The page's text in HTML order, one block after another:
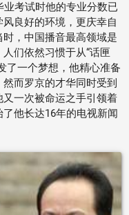
考试时他的专业分数已
良好的环境，更庆幸自
，中国播音最高领域是
们依然习惯于从“话匣
了一个梦想，他精心准备
而罗京的才华同时受到
一次被命运之手引领着
他长达16年的电视新闻